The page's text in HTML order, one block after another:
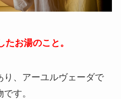
お湯のこと。
り、アーユルヴェーダで
す。